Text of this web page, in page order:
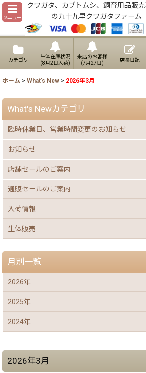
メニュー
クワガタ、カブトムシ、飼育用品販
の九十九里クワガタファーム
カテゴリ
生体在庫状況
(8月2日入荷)
来店のお客様
(7月27日)
店長日記
ホーム > What's New > 2026年3月
2026年3月
What's Newカテゴリ
臨時休業日、営業時間変更のお知らせ
お知らせ
店舗セールのご案内
通販セールのご案内
入荷情報
生体販売
月別一覧
2026年
2025年
2024年